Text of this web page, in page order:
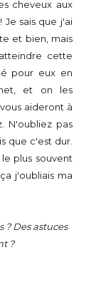
cheveux aux
! Je sais que j'ai
et bien, mais
cette
pour eux en
et on les
aideront à
N'oubliez pas
que c'est dur.
plus souvent
j'oubliais ma
? Des astuces
?